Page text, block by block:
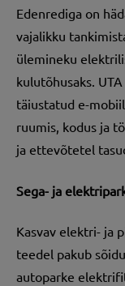
Edenrediga on hä
vajalikku
ülemineku
kulutõhusaks.
täiustatud e-
ruumis, kodus ja
ja ettevõtetel
Sega- ja
Kasvav elektri- ja
teedel pakub
autoparke